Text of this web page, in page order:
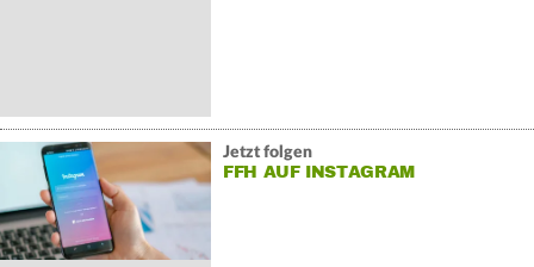
Jetzt folgen
FFH AUF INSTAGRAM